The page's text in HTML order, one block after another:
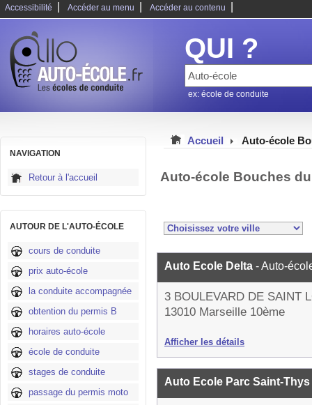
Accessibilité Accéder au menu Accéder au contenu
QUI ?
ex: école de conduite
NAVIGATION
Retour à l'accueil
AUTOUR DE L'AUTO-ÉCOLE
cours de conduite
prix auto-école
la conduite accompagnée
obtention du permis B
horaires auto-école
école de conduite
stages de conduite
passage du permis moto
Accueil Auto-école
Auto-école Bouches
Auto Ecole Delta - Auto-
3 BOULEVARD DE SAINT
13010 Marseille 10ème
Afficher les détails
Auto Ecole Parc Saint-Thys